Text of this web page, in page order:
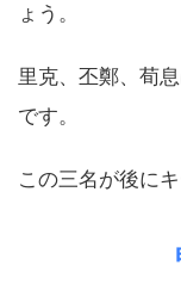
ょう。
里克、丕鄭、荀
です。
この三名が後に